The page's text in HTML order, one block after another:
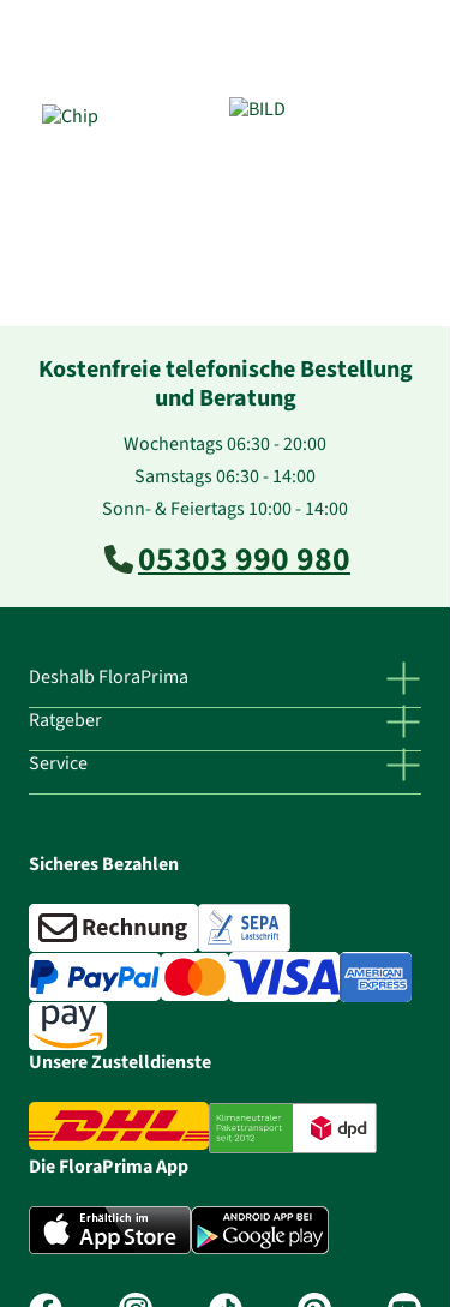
Kostenfreie telefonische Bestellung
und Beratung
Wochentags 06:30 - 20:00
Samstags 06:30 - 14:00
Sonn- & Feiertags 10:00 - 14:00
05303 990 980
Deshalb FloraPrima
Ratgeber
Service
Sicheres Bezahlen
Unsere Zustelldienste
Die FloraPrima App